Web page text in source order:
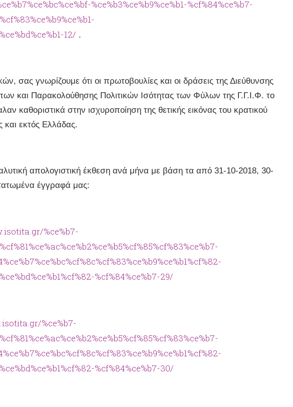
%ce%b3%ce%b9%ce%b1-%cf%84%ce%b7-
12/ .
σας γνωρίζουμε ότι οι πρωτοβουλίες και οι δράσεις της Διεύθυνσης
και Παρακολούθησης Πολιτικών Ισότητας των Φύλων της Γ.Γ.Ι.Φ. το
καθοριστικά στην ισχυροποίηση της θετικής εικόνας του κρατικού
εκτός Ελλάδας.
απολογιστική έκθεση ανά μήνα με βάση τα από 31-10-2018, 30-
έγγραφά μας:
%ce%b7-
%cf%84%ce%b7-29/
%ce%b7-
%cf%84%ce%b7-30/